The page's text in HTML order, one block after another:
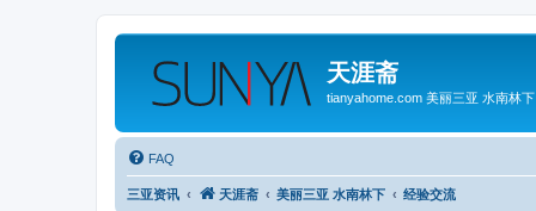
天涯斋
tianyahome.com 美丽三亚 水南林下
FAQ
三亚资讯 天涯斋 美丽三亚 水南林下 经验交流